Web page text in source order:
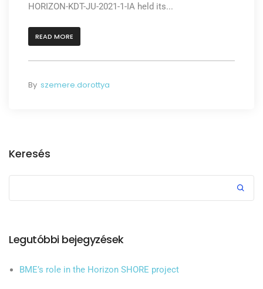
HORIZON-KDT-JU-2021-1-IA held its...
READ MORE
By szemere.dorottya
Keresés
Legutóbbi bejegyzések
BME’s role in the Horizon SHORE project